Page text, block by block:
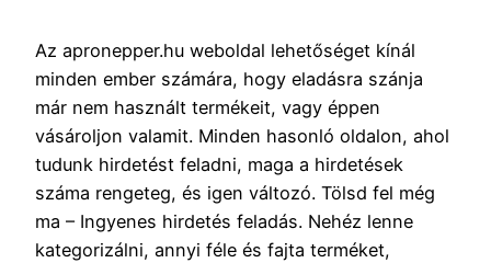
Az apronepper.hu weboldal lehetőséget kínál
minden ember számára, hogy eladásra szánja
már nem használt termékeit, vagy éppen
vásároljon valamit. Minden hasonló oldalon, ahol
tudunk hirdetést feladni, maga a hirdetések
száma rengeteg, és igen változó. Tölsd fel még
ma – Ingyenes hirdetés feladás. Nehéz lenne
kategorizálni, annyi féle és fajta terméket,